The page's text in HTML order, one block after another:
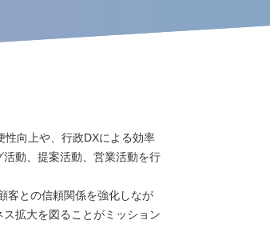
性向上や、行政DXによる効率
動、提案活動、営業活動を行
客との信頼関係を強化しなが
拡大を図ることがミッション